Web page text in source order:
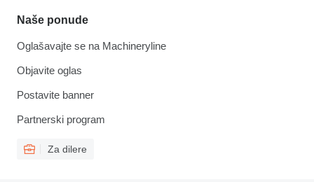
Naše ponude
Oglašavajte se na Machineryline
Objavite oglas
Postavite banner
Partnerski program
Za dilere